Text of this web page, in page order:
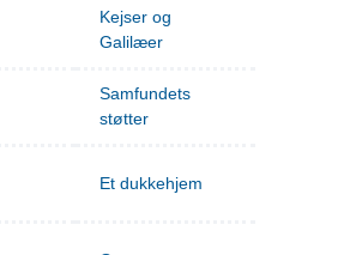
Kejser og
Galilæer
Samfundets
støtter
Et dukkehjem